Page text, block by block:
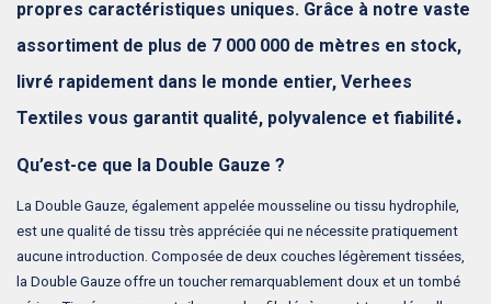
propres caractéristiques uniques. Grâce à notre vaste
assortiment de plus de 7 000 000 de mètres en stock,
livré rapidement dans le monde entier, Verhees
Textiles vous garantit qualité, polyvalence et fiabilité.
Qu’est-ce que la Double Gauze ?
La Double Gauze, également appelée mousseline ou tissu hydrophile,
est une qualité de tissu très appréciée qui ne nécessite pratiquement
aucune introduction. Composée de deux couches légèrement tissées,
la Double Gauze offre un toucher remarquablement doux et un tombé